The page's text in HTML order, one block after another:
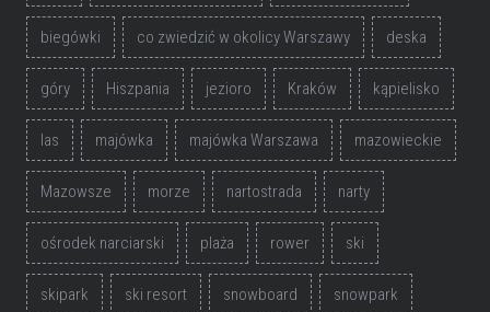
biegówki co zwiedzić w okolicy Warszawy deska
góry Hiszpania jezioro Kraków kąpielisko
las majówka majówka Warszawa mazowieckie
Mazowsze morze nartostrada narty
ośrodek narciarski plaża rower ski
skipark ski resort snowboard snowpark